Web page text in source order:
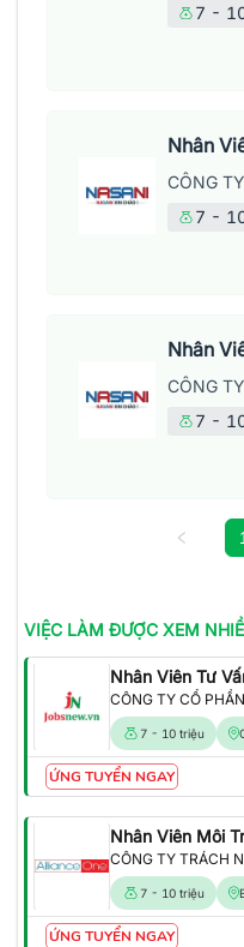
7 -
Nhân
7 -
7 -
1
VIỆC LÀM ĐƯỢC XEM
CÔNG TY CỔ
7 - 10 triệu
ỨNG TUYỂN NGAY
Nhân Viên Môi
7 - 10 triệu
ỨNG TUYỂN NGAY